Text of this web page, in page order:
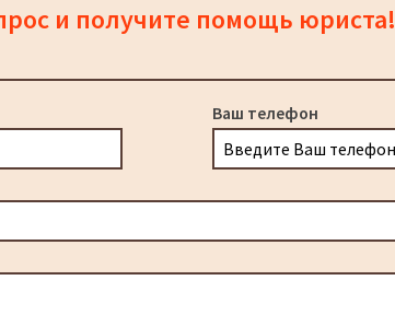
и получите помощь юриста!
Ваш телефон